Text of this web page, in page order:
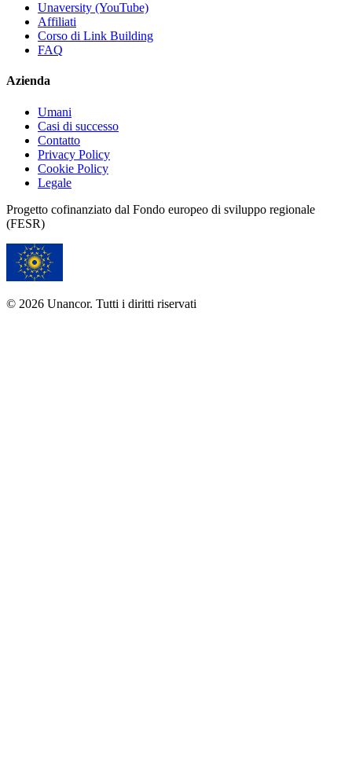
Unaversity (YouTube)
Affiliati
Corso di Link Building
FAQ
Azienda
Umani
Casi di successo
Contatto
Privacy Policy
Cookie Policy
Legale
Progetto cofinanziato dal Fondo europeo di sviluppo regionale
(FESR)
© 2026 Unancor. Tutti i diritti riservati